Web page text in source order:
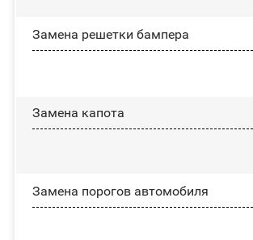
Замена решетки бампера
Замена капота
Замена порогов автомобиля